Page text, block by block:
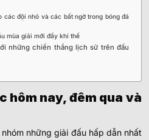
các đội nhỏ và các bất ngờ trong bóng đá
mùa giải mới đầy khí thế
những chiến thắng lịch sử trên đấu
hôm nay, đêm qua và
những giải đấu hấp dẫn nhất